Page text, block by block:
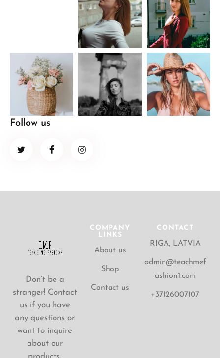
Follow us
Don’t be a
stranger! Contact
us if you have
any questions or
want to inquire
about our
COMPANY
LINKS
About us
Shop
Contact us
CONTACT
RIGA, LATVIA
admin@teachmef
ashion1.com
+37126007107